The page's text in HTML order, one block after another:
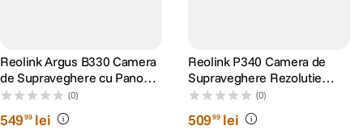
Reolink Argus B330 Camera
de Supraveghere cu Panou
Solar 4 MP si Inteligenta
Artificiala
(0)
54999 lei
Reolink P340 Camera de
Supraveghere Rezolutie
12MP
(0)
50999 lei